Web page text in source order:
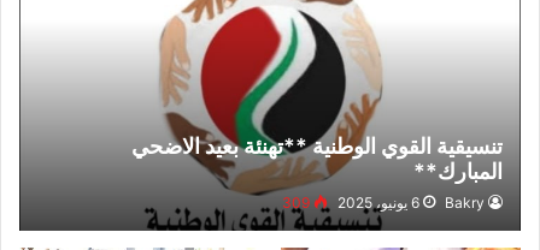
تنسيقية القوي الوطنية **تهنئة بعيد الاضحي
المبارك**
Bakry 6 يونيو، 2025 309